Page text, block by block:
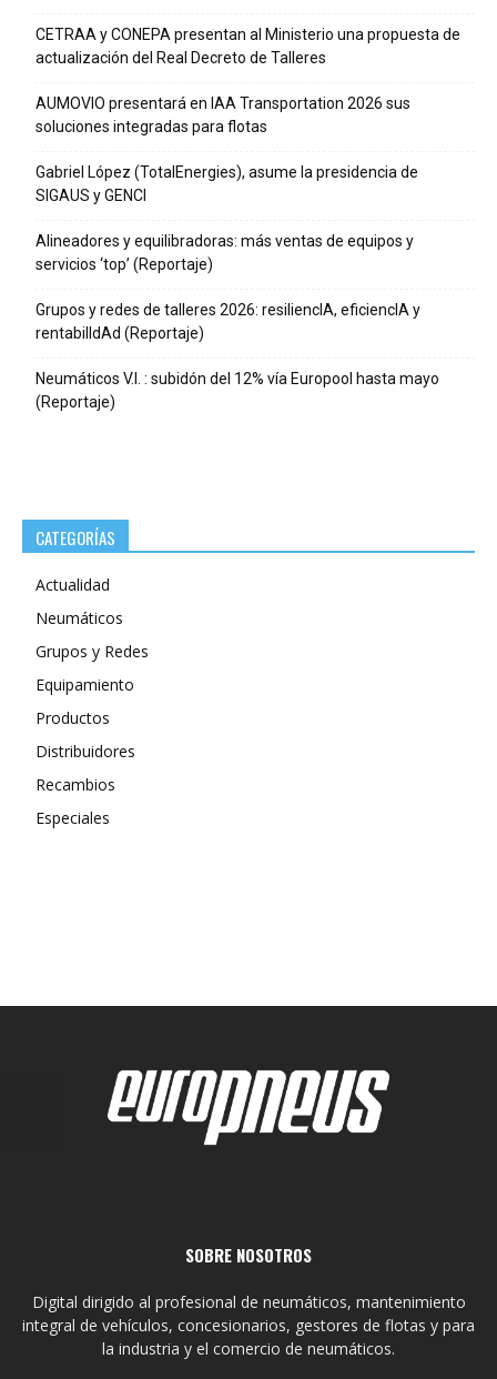
CETRAA y CONEPA presentan al Ministerio una propuesta de
actualización del Real Decreto de Talleres
AUMOVIO presentará en IAA Transportation 2026 sus
soluciones integradas para flotas
Gabriel López (TotalEnergies), asume la presidencia de
SIGAUS y GENCI
Alineadores y equilibradoras: más ventas de equipos y
servicios ‘top’ (Reportaje)
Grupos y redes de talleres 2026: resiliencIA, eficiencIA y
rentabilIdAd (Reportaje)
Neumáticos V.I. : subidón del 12% vía Europool hasta mayo
(Reportaje)
CATEGORÍAS
Actualidad
Neumáticos
Grupos y Redes
Equipamiento
Productos
Distribuidores
Recambios
Especiales
SOBRE NOSOTROS
Digital dirigido al profesional de neumáticos, mantenimiento
integral de vehículos, concesionarios, gestores de flotas y para
la industria y el comercio de neumáticos.